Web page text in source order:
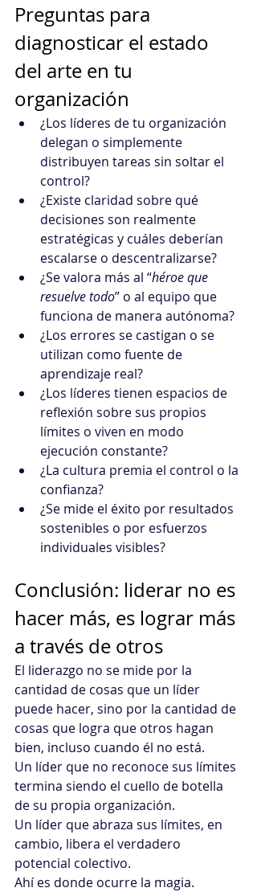
Preguntas para
diagnosticar el estado
del arte en tu
organización
¿Los líderes de tu organización
delegan o simplemente
distribuyen tareas sin soltar el
control?
¿Existe claridad sobre qué
decisiones son realmente
estratégicas y cuáles deberían
escalarse o descentralizarse?
¿Se valora más al “héroe que
resuelve todo” o al equipo que
funciona de manera autónoma?
¿Los errores se castigan o se
utilizan como fuente de
aprendizaje real?
¿Los líderes tienen espacios de
reflexión sobre sus propios
límites o viven en modo
ejecución constante?
¿La cultura premia el control o la
confianza?
¿Se mide el éxito por resultados
sostenibles o por esfuerzos
individuales visibles?
Conclusión: liderar no es
hacer más, es lograr más
a través de otros
El liderazgo no se mide por la
cantidad de cosas que un líder
puede hacer, sino por la cantidad de
cosas que logra que otros hagan
bien, incluso cuando él no está.
Un líder que no reconoce sus límites
termina siendo el cuello de botella
de su propia organización.
Un líder que abraza sus límites, en
cambio, libera el verdadero
potencial colectivo.
Ahí es donde ocurre la magia.